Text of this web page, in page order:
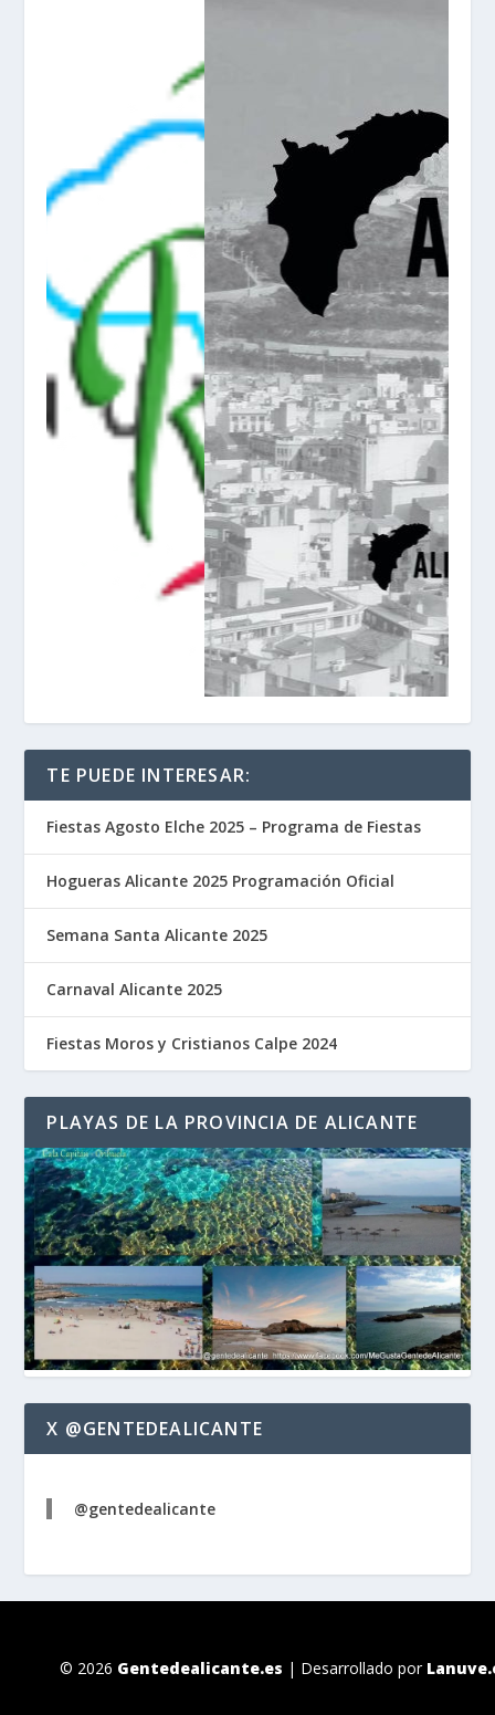
TE PUEDE INTERESAR:
Fiestas Agosto Elche 2025 – Programa de Fiestas
Hogueras Alicante 2025 Programación Oficial
Semana Santa Alicante 2025
Carnaval Alicante 2025
Fiestas Moros y Cristianos Calpe 2024
PLAYAS DE LA PROVINCIA DE ALICANTE
X @GENTEDEALICANTE
@gentedealicante
© 2026 Gentedealicante.es | Desarrollado por